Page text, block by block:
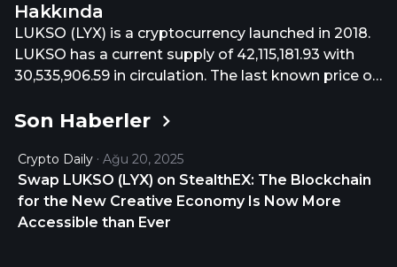
Hakkında
LUKSO (LYX) is a cryptocurrency launched in 2018.
LUKSO has a current supply of 42,115,181.93 with
30,535,906.59 in circulation. The last known price of
the last 24 hours. It is currently trading on 18 active
hours. More information can be found at
https://lukso.network/.
Son Haberler
Crypto Daily Ağu 20, 2025
Swap LUKSO (LYX) on StealthEX: The Blockchain
for the New Creative Economy Is Now More
Accessible than Ever